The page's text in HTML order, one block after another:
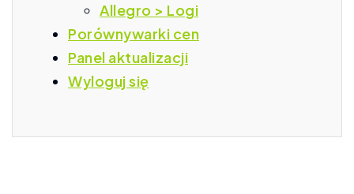
Allegro > Logi
Porównywarki cen
Panel aktualizacji
Wyloguj się